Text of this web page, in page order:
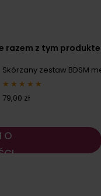
razem z tym
Skórzany zestaw BDSM
★ ★ ★ ★ ★
79,00 zł
O